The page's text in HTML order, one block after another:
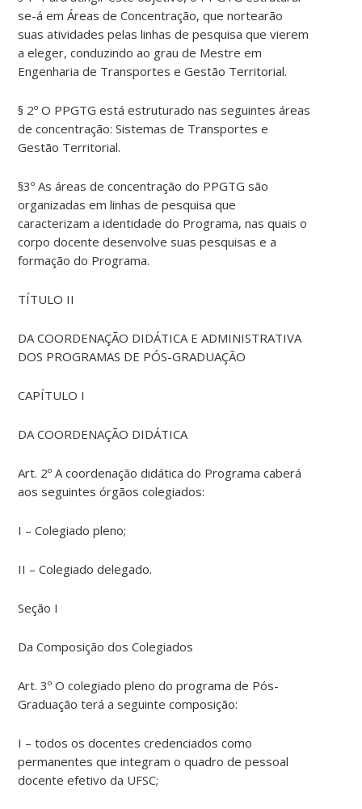
se-á em Áreas de Concentração, que nortearão
suas atividades pelas linhas de pesquisa que vierem
a eleger, conduzindo ao grau de Mestre em
Engenharia de Transportes e Gestão Territorial.
§ 2º O PPGTG está estruturado nas seguintes áreas
de concentração: Sistemas de Transportes e
Gestão Territorial.
§3º As áreas de concentração do PPGTG são
organizadas em linhas de pesquisa que
caracterizam a identidade do Programa, nas quais o
corpo docente desenvolve suas pesquisas e a
formação do Programa.
TÍTULO II
DA COORDENAÇÃO DIDÁTICA E ADMINISTRATIVA
DOS PROGRAMAS DE PÓS-GRADUAÇÃO
CAPÍTULO I
DA COORDENAÇÃO DIDÁTICA
Art. 2º A coordenação didática do Programa caberá
aos seguintes órgãos colegiados:
I – Colegiado pleno;
II – Colegiado delegado.
Seção I
Da Composição dos Colegiados
Art. 3º O colegiado pleno do programa de Pós-
Graduação terá a seguinte composição:
I – todos os docentes credenciados como
permanentes que integram o quadro de pessoal
docente efetivo da UFSC;